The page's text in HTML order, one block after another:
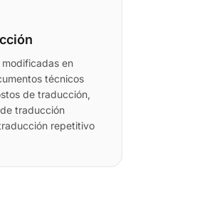
en
técnicos
de traducción,
traducción
repetitivo